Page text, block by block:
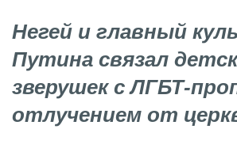
Негей и главный
Путина связал
зверушек с ЛГБТ-
отлучением от